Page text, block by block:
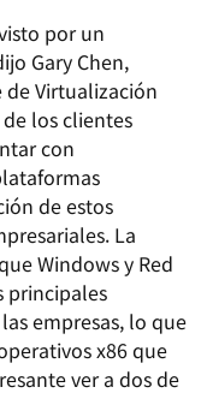
por un
Gary Chen,
de Virtualización
los clientes
con
de estos
La
Windows y Red
principales
empresas, lo que
x86 que
ver a dos de